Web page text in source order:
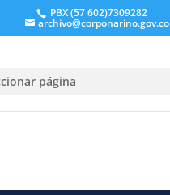
PBX (57 602)7309282
archivo@corponarino.gov.co
página